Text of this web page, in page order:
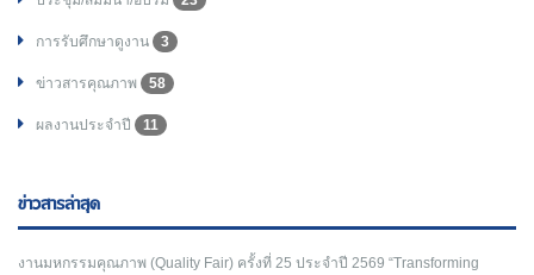
การรับศึกษาดูงาน 3
ข่าวสารคุณภาพ 58
ผลงานประจำปี 11
ข่าวสารล่าสุด
งานมหกรรมคุณภาพ (Quality Fair) ครั้งที่ 25 ประจำปี 2569 “Transforming